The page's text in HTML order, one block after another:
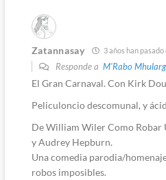
Zatannasay 3 años han
Responde a M'Rabo
El Gran Carnaval. Con Kirk
Peliculoncio descomunal, y
De William Wiler Como Robar
y Audrey Hepburn.
Una comedia parodia/
robos imposibles.